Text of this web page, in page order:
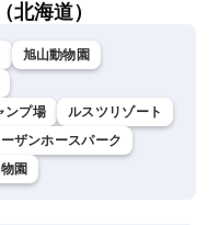
北海道）
旭山動物園
ンプ場
ルスツリゾート
ザンホースパーク
園